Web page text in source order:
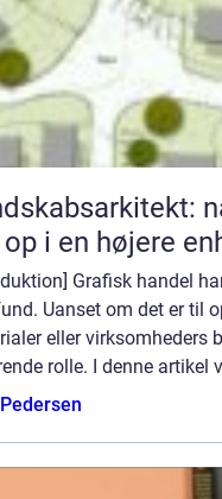
i en højere
Grafisk handel
Uanset om det er til
eller virksomheders
rolle. I denne artikel